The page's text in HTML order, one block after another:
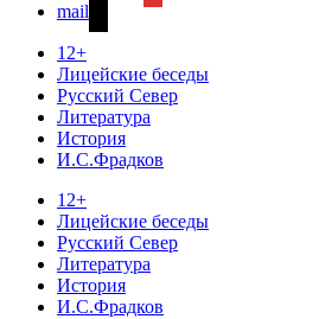
mail
12+
Лицейские беседы
Русский Север
Литература
История
И.С.Фрадков
12+
Лицейские беседы
Русский Север
Литература
История
И.С.Фрадков